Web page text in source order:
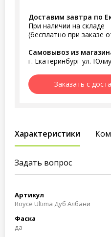
Доставим завтра по
При наличии на складе
(бесплатно при заказе
Самовывоз из
г. Екатеринбург ул.
Заказать с
Характеристики
Задать вопрос
Артикул
Royce Ultima Дуб Албани
Фаска
да